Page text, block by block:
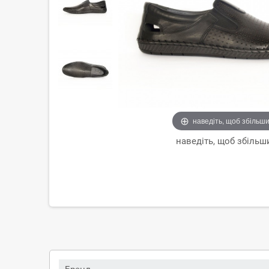
наведіть, щоб
наведіть, щоб